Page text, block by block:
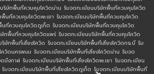
ริษัทพื้นที่ควบคุมโควิดน่าน รับจดทะเบียนบริษัทพื้นที่ควบคุมโควิด
นที่ควบคุมโควิดพะเยา รับจดทะเบียนบริษัทพื้นที่ควบคุมโควิด
นที่ควบคุมโควิดภูเก็ต รับจดทะเบียนบริษัทพื้นที่ควบคุมโควิด
ษัทพื้นที่ควบคุมโควิดแพร่ รับจดทะเบียนบริษัทพื้นที่ควบคุมโควิด
ริษัทพื้นที่เสี่ยงโควิด รับจดทะเบียนบริษัทพื้นที่เสี่ยงโควิดกระบี่ รับ
ควิดนครพนม รับจดทะเบียนบริษัทพื้นที่เสี่ยงโควิดน่าน รับจด
บึงกาฬ รับจดทะเบียนบริษัทพื้นที่เสี่ยงโควิดพะเยา รับจดทะเบียน
รับจดทะเบียนบริษัทพื้นที่เสี่ยงโควิดภูเก็ต รับจดทะเบียนบริษัทพื้นที่